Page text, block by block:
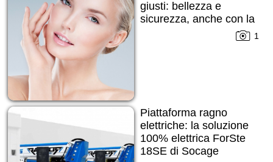
giusti: bellezza e
sicurezza, anche con la
1
Piattaforma ragno
elettriche: la soluzione
100% elettrica ForSte
18SE di Socage